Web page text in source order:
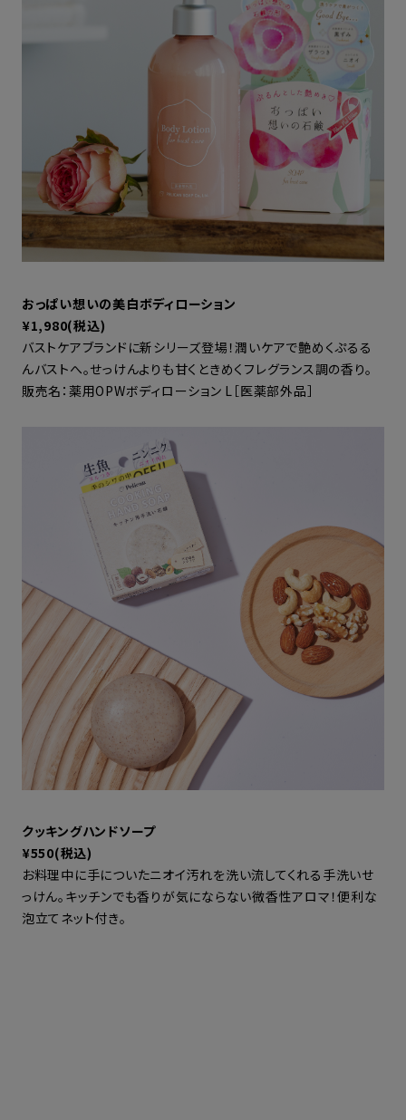
おっぱい想いの美白ボディローション
¥1,980(税込)
バストケアブランドに新シリーズ登場！潤いケアで艶めくぷるる
んバストへ。せっけんよりも甘くときめくフレグランス調の香り。
販売名：薬用OPWボディローション L［医薬部外品］
クッキングハンドソープ
¥550(税込)
お料理中に手についたニオイ汚れを洗い流してくれる手洗いせ
っけん。キッチンでも香りが気にならない微香性アロマ！便利な
泡立てネット付き。